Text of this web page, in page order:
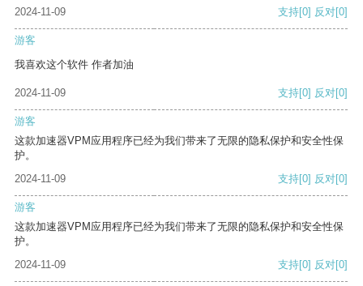
2024-11-09 支持[0] 反对[0]
游客
我喜欢这个软件 作者加油
2024-11-09 支持[0] 反对[0]
游客
这款加速器VPM应用程序已经为我们带来了无限的隐私保护和安全性保
护。
2024-11-09
支持[0] 反对[0]
游客
这款加速器VPM应用程序已经为我们带来了无限的隐私保护和安全性保
护。
2024-11-09
支持[0] 反对[0]